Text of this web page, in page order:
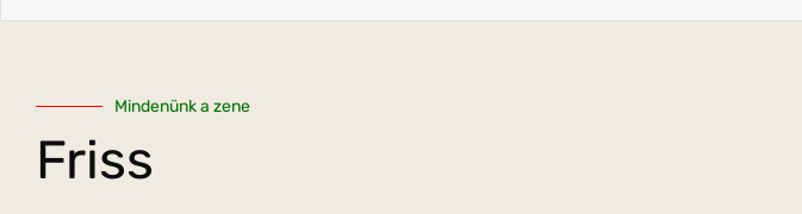
Mindenünk a zene
Friss